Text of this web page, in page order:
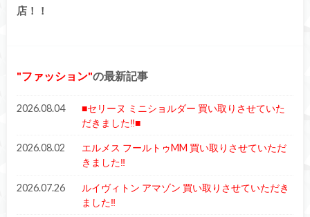
店！！
ファッション の最新記事
2026.08.04
■セリーヌ ミニショルダー 買い取りさせていた
だきました‼■
2026.08.02
エルメス フールトゥMM 買い取りさせていただ
きました‼︎
2026.07.26
ルイヴィトン アマゾン 買い取りさせていただき
ました‼︎